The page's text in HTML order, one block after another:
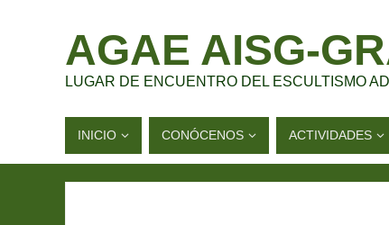
AGAE AISG-
LUGAR DE ENCUENTRO DEL ESCULTISMO
INICIO CONÓCENOS ACTIVIDADES